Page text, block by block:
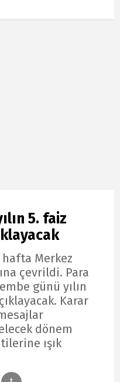
5. faiz
Merkez
çevrildi. Para
günü yılın
Karar
dönem
ışık